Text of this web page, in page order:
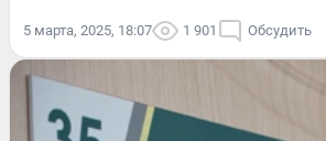
5 марта, 2025, 18:07 1 901 Обсудить